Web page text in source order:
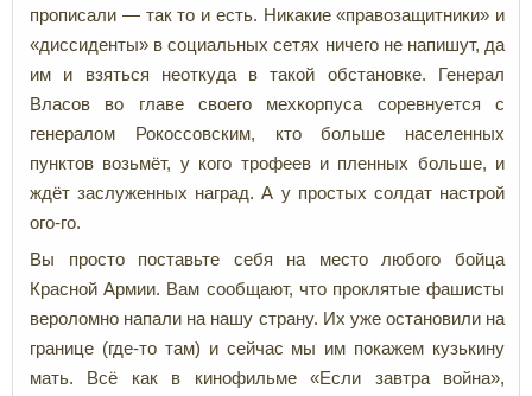
прописали — так то и есть. Никакие «правозащитники» и
«диссиденты» в социальных сетях ничего не напишут, да
им и взяться неоткуда в такой обстановке. Генерал
Власов во главе своего мехкорпуса соревнуется с
генералом Рокоссовским, кто больше населенных
пунктов возьмёт, у кого трофеев и пленных больше, и
ждёт заслуженных наград. А у простых солдат настрой
ого-го.
Вы просто поставьте себя на место любого бойца
Красной Армии. Вам сообщают, что проклятые фашисты
вероломно напали на нашу страну. Их уже остановили на
границе (где-то там) и сейчас мы им покажем кузькину
мать. Всё как в кинофильме «Если завтра война»,